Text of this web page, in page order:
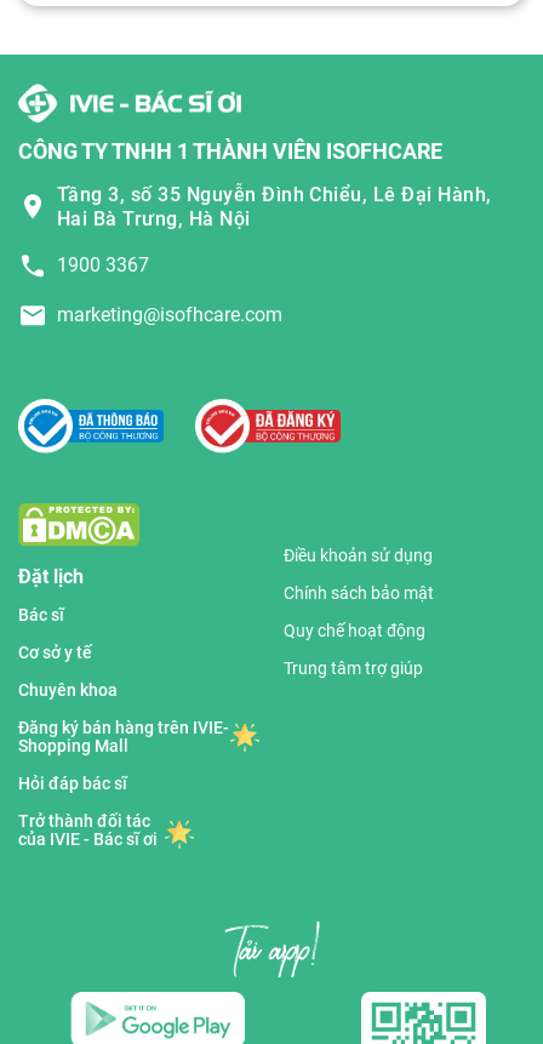
CÔNG TY TNHH 1 THÀNH VIÊN ISOFHCARE
Tầng 3, số 35 Nguyễn Đình Chiểu, Lê Đại Hành,
Hai Bà Trưng, Hà Nội
1900 3367
marketing@isofhcare.com
Đặt lịch
Bác sĩ
Cơ sở y tế
Chuyên khoa
Đăng ký bán hàng trên IVIE-
Shopping Mall
Hỏi đáp bác sĩ
Trở thành đối tác
của IVIE - Bác sĩ ơi
Điều khoản sử dụng
Chính sách bảo mật
Quy chế hoạt động
Trung tâm trợ giúp